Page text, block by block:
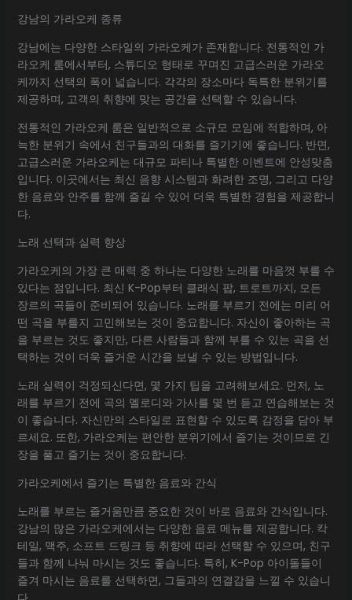
강남의 가라오케 종류
강남에는 다양한 스타일의 가라오케가 존재합니다. 전통적인 가
라오케 룸에서부터, 스튜디오 형태로 꾸며진 고급스러운 가라오
케까지 선택의 폭이 넓습니다. 각각의 장소마다 독특한 분위기를
제공하며, 고객의 취향에 맞는 공간을 선택할 수 있습니다.
전통적인 가라오케 룸은 일반적으로 소규모 모임에 적합하며, 아
늑한 분위기 속에서 친구들과의 대화를 즐기기에 좋습니다. 반면,
고급스러운 가라오케는 대규모 파티나 특별한 이벤트에 안성맞춤
입니다. 이곳에서는 최신 음향 시스템과 화려한 조명, 그리고 다양
한 음료와 안주를 함께 즐길 수 있어 더욱 특별한 경험을 제공합니
다.
노래 선택과 실력 향상
가라오케의 가장 큰 매력 중 하나는 다양한 노래를 마음껏 부를 수
있다는 점입니다. 최신 K-Pop부터 클래식 팝, 트로트까지, 모든
장르의 곡들이 준비되어 있습니다. 노래를 부르기 전에는 미리 어
떤 곡을 부를지 고민해보는 것이 중요합니다. 자신이 좋아하는 곡
을 부르는 것도 좋지만, 다른 사람들과 함께 부를 수 있는 곡을 선
택하는 것이 더욱 즐거운 시간을 보낼 수 있는 방법입니다.
노래 실력이 걱정되신다면, 몇 가지 팁을 고려해보세요. 먼저, 노
래를 부르기 전에 곡의 멜로디와 가사를 몇 번 듣고 연습해보는 것
이 좋습니다. 자신만의 스타일로 표현할 수 있도록 감정을 담아 부
르세요. 또한, 가라오케는 편안한 분위기에서 즐기는 것이므로 긴
장을 풀고 즐기는 것이 중요합니다.
가라오케에서 즐기는 특별한 음료와 간식
노래를 부르는 즐거움만큼 중요한 것이 바로 음료와 간식입니다.
강남의 많은 가라오케에서는 다양한 음료 메뉴를 제공합니다. 칵
테일, 맥주, 소프트 드링크 등 취향에 따라 선택할 수 있으며, 친구
들과 함께 나눠 마시는 것도 좋습니다. 특히, K-Pop 아이돌들이
즐겨 마시는 음료를 선택하면, 그들과의 연결감을 느낄 수 있습니